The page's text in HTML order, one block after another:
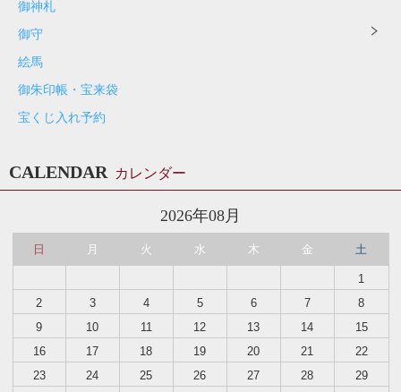
御神札
御守
絵馬
御朱印帳・宝来袋
宝くじ入れ予約
CALENDAR カレンダー
2026年08月
日 月 火 水 木 金 土
1
2
3 4 5 6 7
8
9
10 11 12 13 14
15
16
17 18 19 20 21
22
23
24 25 26 27 28
29